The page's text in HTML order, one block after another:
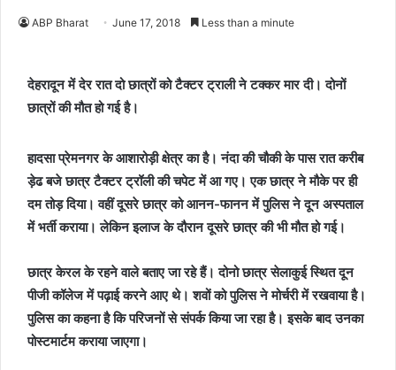
ABP Bharat June 17, 2018 Less than a minute
देहरादून में देर रात दो छात्रों को टैक्टर ट्राली ने टक्कर मार दी। दोनों
छात्रों की मौत हो गई है।
हादसा प्रेमनगर के आशारोड़ी क्षेत्र का है। नंदा की चौकी के पास रात करीब
ड़ेढ बजे छात्र टैक्टर ट्रॉली की चपेट में आ गए। एक छात्र ने मौके पर ही
दम तोड़ दिया। वहीं दूसरे छात्र को आनन-फानन में पुलिस ने दून अस्पताल
में भर्ती कराया। लेकिन इलाज के दौरान दूसरे छात्र की भी मौत हो गई।
छात्र केरल के रहने वाले बताए जा रहे हैं। दोनो छात्र सेलाकुई स्थित दून
पीजी कॉलेज में पढ़ाई करने आए थे। शवों को पुलिस ने मोर्चरी में रखवाया है।
पुलिस का कहना है कि परिजनों से संपर्क किया जा रहा है। इसके बाद उनका
पोस्टमार्टम कराया जाएगा।